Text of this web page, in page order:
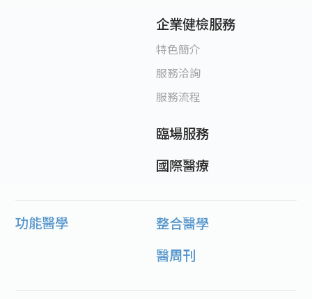
企業健檢服務
特色簡介
服務洽詢
服務流程
臨場服務
國際醫療
功能醫學
整合醫學
醫周刊